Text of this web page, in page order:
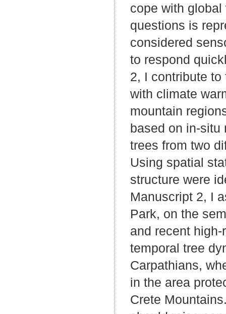
cope with
questions is
considered
to respond
2, I contribute
with climate
mountain
based on in-situ
trees from two
Using spatial
structure were
Manuscript 2, I
Park, on the
and recent
temporal tree
Carpathians,
in the area
Crete